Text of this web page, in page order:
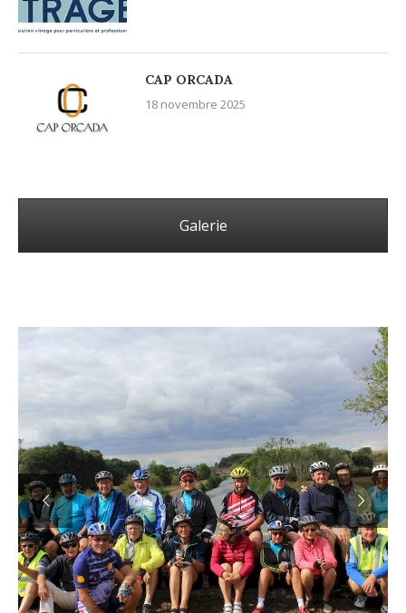
CAP ORCADA
18 novembre 2025
Galerie